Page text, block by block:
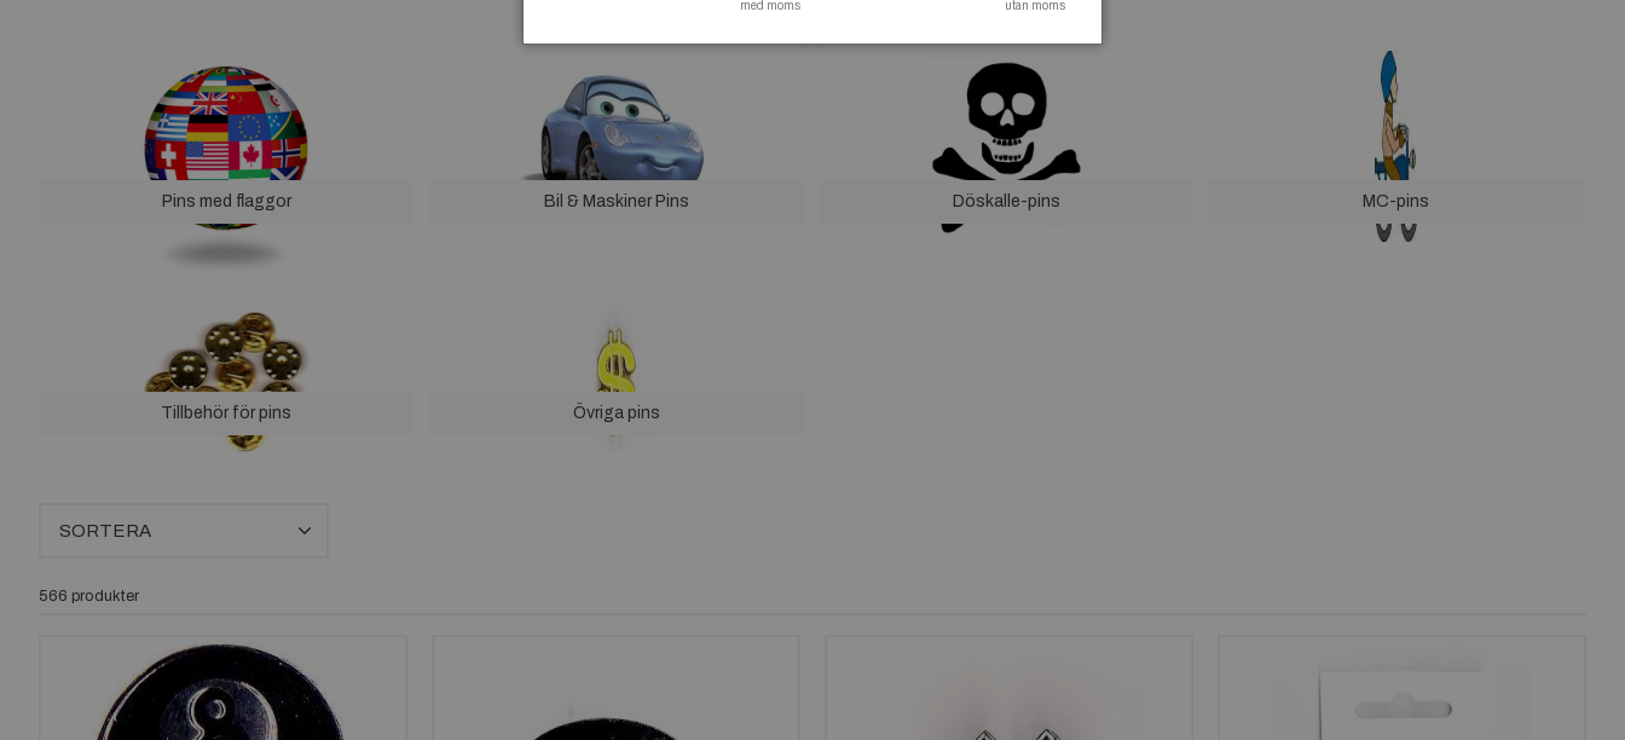
Pins med flaggor Bil & Maskiner Pins Döskalle-pins MC-pins
Tillbehör för pins Övriga pins
SORTERA
566 produkter
med moms utan moms